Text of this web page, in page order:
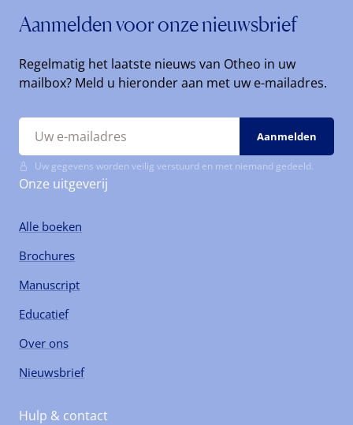
Aanmelden voor onze nieuwsbrief
Regelmatig het laatste nieuws van Otheo in uw
mailbox? Meld u hieronder aan met uw e-mailadres.
Uw gegevens worden veilig verstuurd en met niemand gedeeld.
Onze uitgeverij
Alle boeken
Brochures
Manuscript
Educatief
Over ons
Nieuwsbrief
Hulp & contact